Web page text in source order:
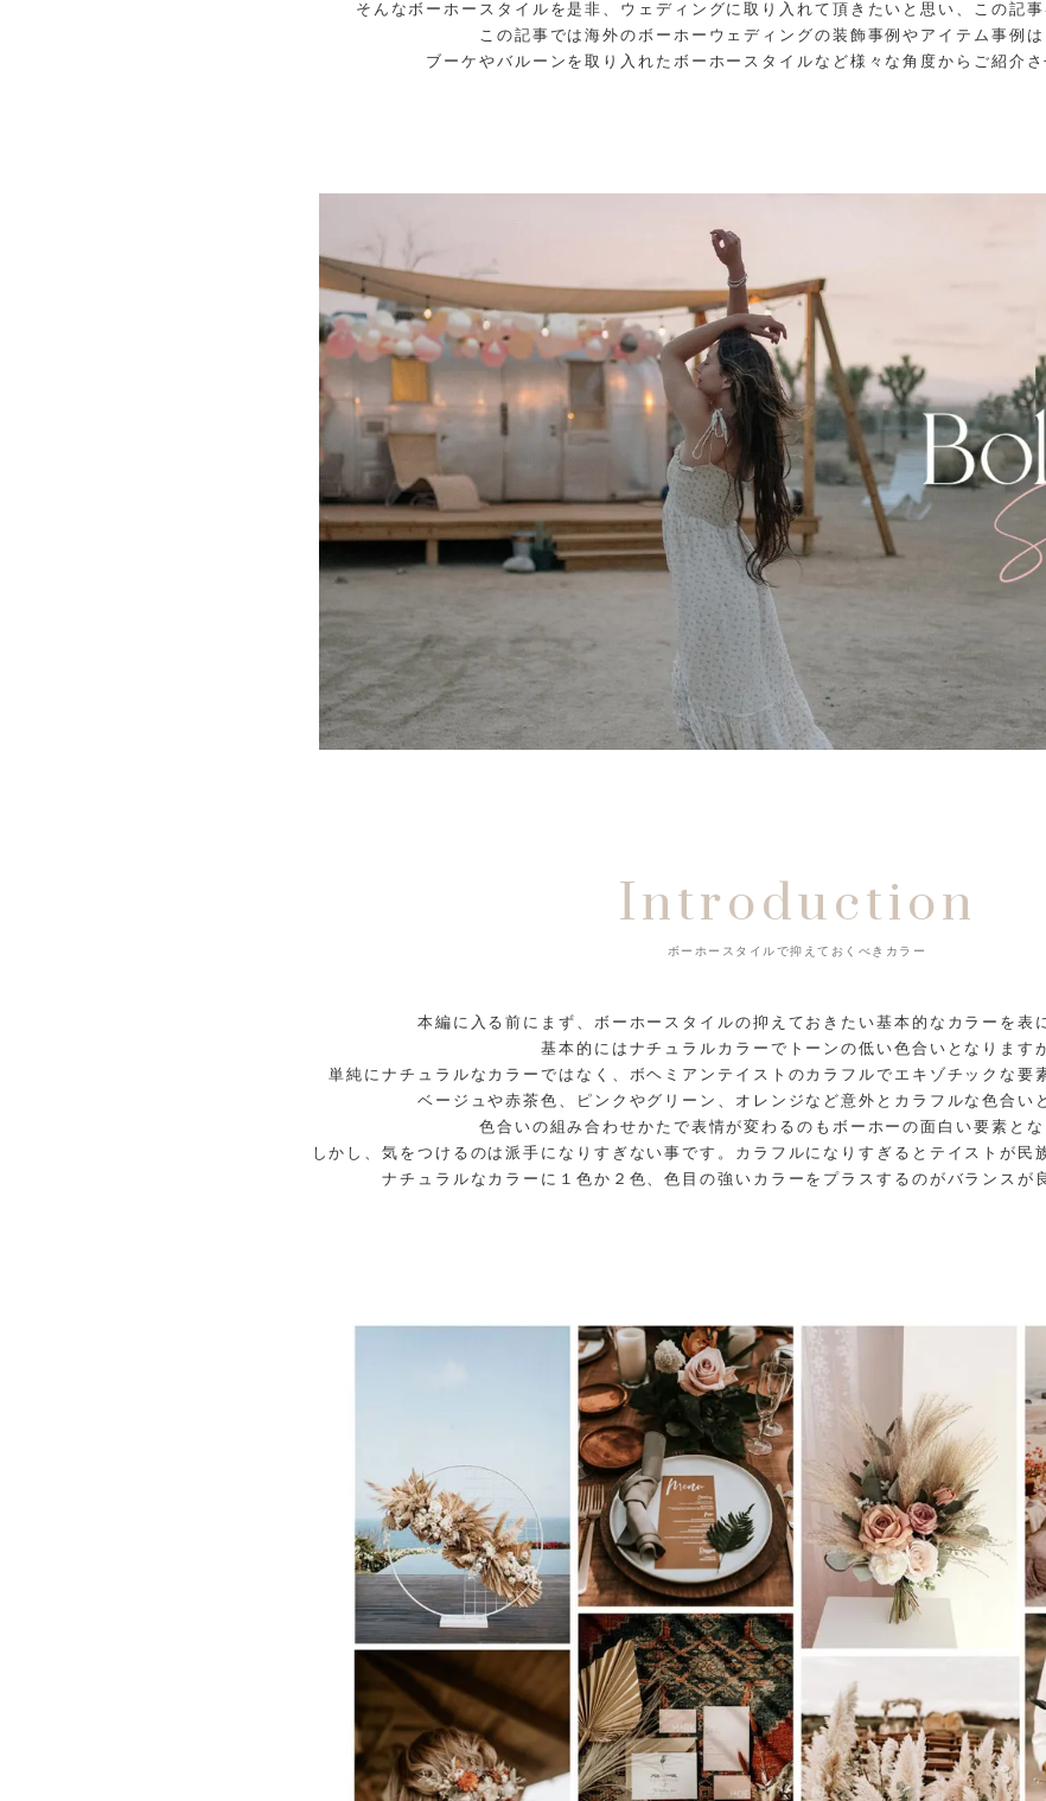
そんなボーホースタイルを是非、ウェディングに取り入れて頂きたいと思い、この記事
この記事では海外のボーホーウェディングの装飾事例やアイテム事例は
ブーケやバルーンを取り入れたボーホースタイルなど様々な角度からご紹介さ
Introduction
ボーホースタイルで抑えておくべきカラー
本編に入る前にまず、ボーホースタイルの抑えておきたい基本的なカラーを表
基本的にはナチュラルカラーでトーンの低い色合いとなります
単純にナチュラルなカラーではなく、ボヘミアンテイストのカラフルでエキゾチックな要
ベージュや赤茶色、ピンクやグリーン、オレンジなど意外とカラフルな色合い
色合いの組み合わせかたで表情が変わるのもボーホーの面白い要素とな
しかし、気をつけるのは派手になりすぎない事です。カラフルになりすぎるとテイストが民
ナチュラルなカラーに１色か２色、色目の強いカラーをプラスするのがバランスが